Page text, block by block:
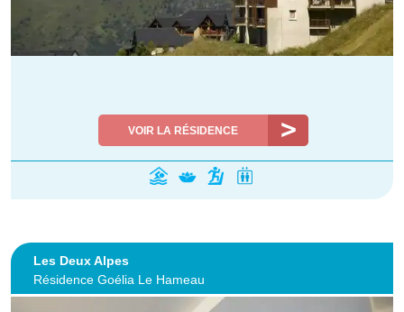
VOIR LA RÉSIDENCE
Les Deux Alpes
Résidence Goélia Le Hameau